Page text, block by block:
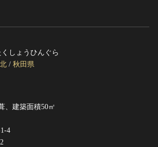
サイトのご意見はこちら
しょうひんぐら
/ 秋田県
、建築面積50㎡
4